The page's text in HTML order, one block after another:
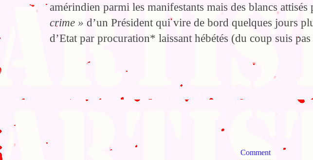
amérindien parmi les manifestants mais des blancs attisés
crime » d’un Président qui vire de bord quelques jours
d’Etat par procuration* laissant hébétés (du coup suis
Comment